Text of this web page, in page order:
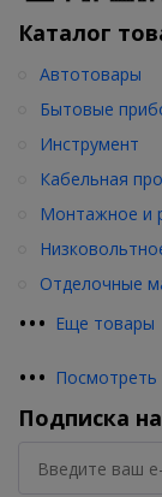
Каталог
••• Еще товары
Автотовары
Бытовые
Инструмент
Кабельная
Монтажное и
Отделочные
••• Посмотреть
Подписка